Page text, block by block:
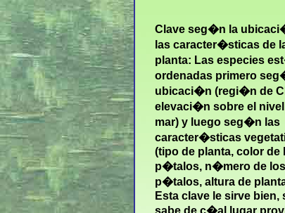
Clave seg�n la
las caracter�sticas de
planta: Las especies
ordenadas primero
ubicaci�n (regi�n de
elevaci�n sobre el nivel
mar) y luego seg�n las
caracter�sticas
(tipo de planta, color de
p�talos, n�mero de los
p�talos, altura de
Esta clave le sirve bien,
sabe de c�al lugar